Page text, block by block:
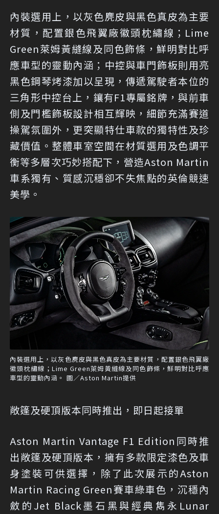
內裝選用上，以灰色麂皮與黑色真皮為主要
材質，配置銀色飛翼廠徽頭枕繡線；Lime
Green萊姆黃縫線及同色飾條，鮮明對比呼
應車型的靈動內涵；中控與車門飾板則用亮
黑色鋼琴烤漆加以呈現，傳遞駕駛者本位的
三角形中控台上，鑲有F1專屬銘牌，與前車
側及門檻飾板設計相互輝映，細節充滿賽道
操駕氛圍外，更突顯特仕車款的獨特性及珍
藏價值。整體車室空間在材質選用及色調平
衡等多層次巧妙搭配下，營造Aston Martin
車系獨有、質感沉穩卻不失焦點的英倫競速
美學。
內裝選用上，以灰色麂皮與黑色真皮為主要材質，配置銀色飛翼廠
徽頭枕繡線；Lime Green萊姆黃縫線及同色飾條，鮮明對比呼應
車型的靈動內涵。 圖／Aston Martin提供
敞篷及硬頂版本同時推出，即日起接單
Aston Martin Vantage F1 Edition同時推
出敞篷及硬頂版本，擁有多款限定漆色及車
身塗裝可供選擇，除了此次展示的Aston
Martin Racing Green賽車綠車色，沉穩內
斂的Jet Black墨石黑與經典雋永Lunar